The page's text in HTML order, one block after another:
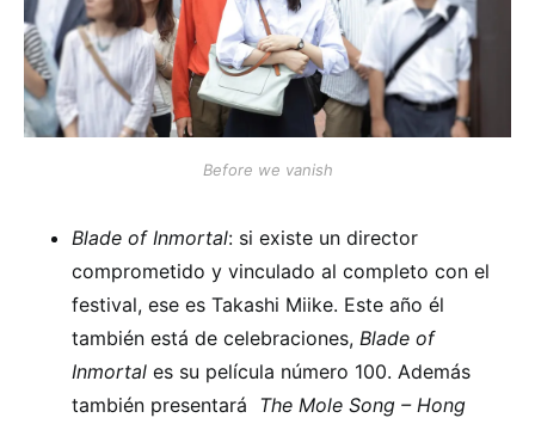
Before we vanish
Blade of Inmortal: si existe un director
comprometido y vinculado al completo con el
festival, ese es Takashi Miike. Este año él
también está de celebraciones, Blade of
Inmortal es su película número 100. Además
también presentará The Mole Song – Hong